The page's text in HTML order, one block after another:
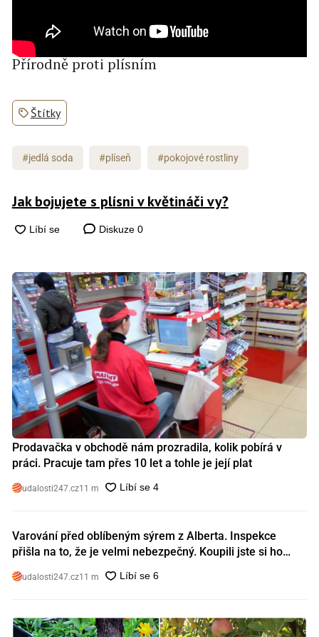
Přírodně proti plísním
Štítky
#jedlá soda #plíseň #pokojové rostliny
Jak bojujete s plísni v květináči vy?
Diskuze 0
Prodavačka v obchodě nám prozradila, kolik pobírá v
práci. Pracuje tam přes 10 let a tohle je její plat
udalosti247.cz11 m
Varování před oblíbeným sýrem z Alberta. Inspekce
přišla na to, že je velmi nebezpečný. Koupili jste si ho
udalosti247.cz11 m